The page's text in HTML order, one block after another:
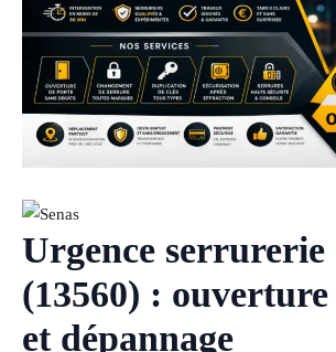
Urgence serrurerie
(13560) :
et dépannage